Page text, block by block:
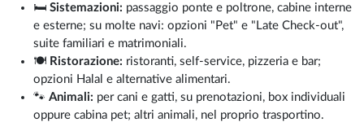
🛏️Sistemazioni: passaggio ponte e poltrone, cabine interne
e esterne; su molte navi: opzioni "Pet" e "Late Check-out",
suite familiari e matrimoniali.
🍽️ Ristorazione: ristoranti, self-service, pizzeria e bar;
opzioni Halal e alternative alimentari.
🐾Animali: per cani e gatti, su prenotazioni, box individuali
oppure cabina pet; altri animali, nel proprio trasportino.